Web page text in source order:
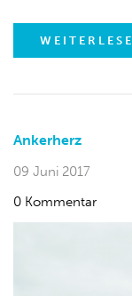
Ankerherz
09 Juni 2017
0 Kommentar